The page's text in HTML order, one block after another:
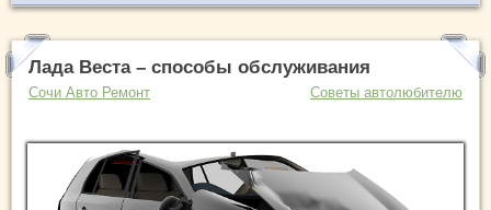
Лада Веста – способы обслуживания
Сочи Авто Ремонт Советы автолюбителю